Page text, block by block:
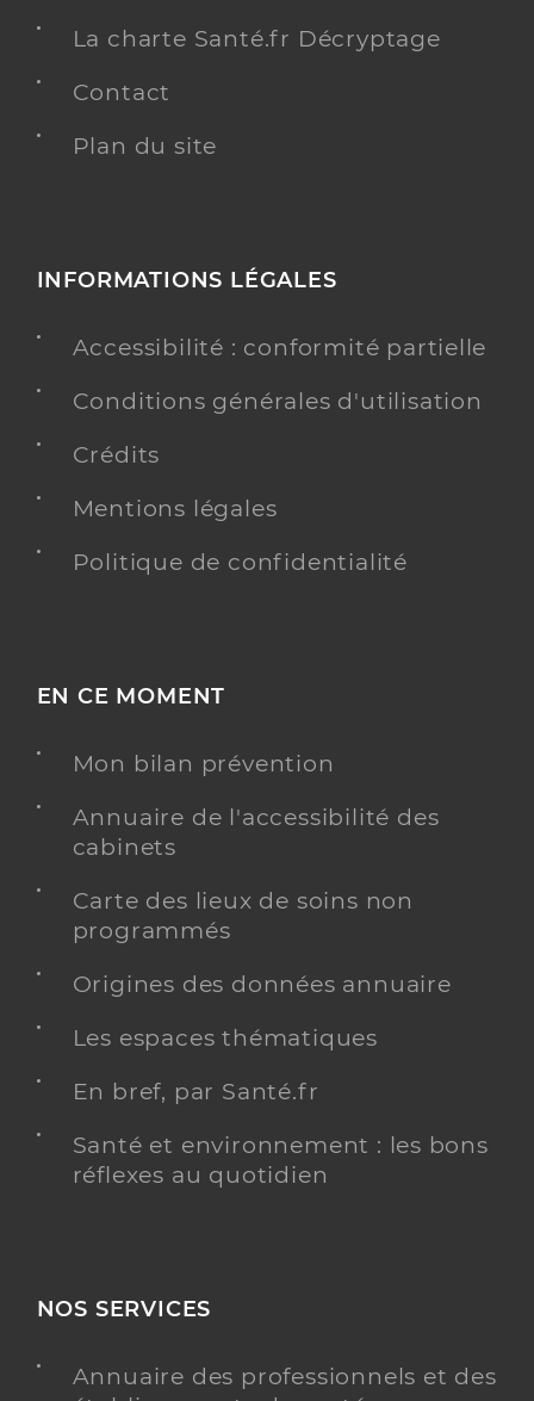
La charte Santé.fr Décryptage
Contact
Plan du site
INFORMATIONS LÉGALES
Accessibilité : conformité partielle
Conditions générales d'utilisation
Crédits
Mentions légales
Politique de confidentialité
EN CE MOMENT
Mon bilan prévention
Annuaire de l'accessibilité des
cabinets
Carte des lieux de soins non
programmés
Origines des données annuaire
Les espaces thématiques
En bref, par Santé.fr
Santé et environnement : les bons
réflexes au quotidien
NOS SERVICES
Annuaire des professionnels et des